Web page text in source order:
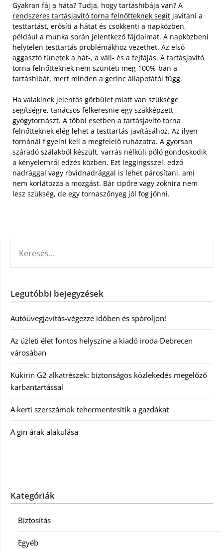
Gyakran fáj a háta? Tudja, hogy tartáshibája van? A
rendszeres tartásjavító torna felnőtteknek segít javítani a
testtartást, erősíti a hátat és csökkenti a napközben,
például a munka során jelentkező fájdalmat. A napközbeni
helytelen testtartás problémákhoz vezethet. Az első
aggasztó tünetek a hát-, a váll- és a fejfájás. A tartásjavító
torna felnőtteknek nem szünteti meg 100%-ban a
tartáshibát, mert minden a gerinc állapotától függ.
Ha valakinek jelentős görbület miatt van szüksége
segítségre, tanácsos felkeresnie egy szakképzett
gyógytornászt. A többi esetben a tartásjavító torna
felnőtteknek elég lehet a testtartás javításához. Az ilyen
tornánál figyelni kell a megfelelő ruházatra. A gyorsan
száradó szálakból készült, varrás nélküli póló gondoskodik
a kényelemről edzés közben. Ezt leggingsszel, edző
nadrággal vagy rövidnadrággal is lehet párosítani, ami
nem korlátozza a mozgást. Bár cipőre vagy zoknira nem
lesz szükség, de egy tornaszőnyeg jól fog jönni.
Legutóbbi bejegyzések
Autóüvegjavítás-végezze időben és spóroljon!
Az üzleti élet fontos helyszíne a kiadó iroda Debrecen
városában
Kukirin G2 alkatrészek: biztonságos közlekedés megelőző
karbantartással
A kerti szerszámok tehermentesítik a gazdákat
A gin árak alakulása
Kategóriák
Biztosítás
Egyéb